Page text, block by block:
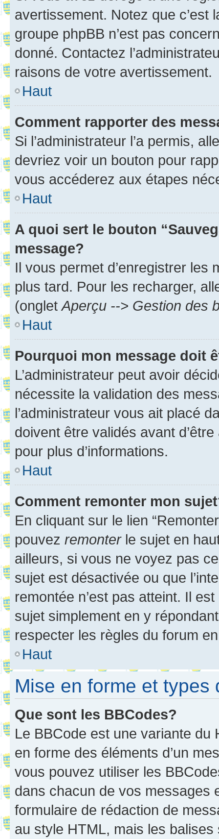
avertissement. Notez que c’est
groupe phpBB n’est pas
donné. Contactez
raisons de votre avertissement.
Haut
Comment rapporter des
Si l’administrateur l’a permis,
devriez voir un bouton pour
vous accéderez aux étapes
Haut
A quoi sert le bouton
message?
Il vous permet d’enregistrer
plus tard. Pour les recharger,
(onglet Aperçu --> Gestion des
Haut
Pourquoi mon message doit
L’administrateur peut avoir
nécessite la validation des
l’administrateur vous ait placé
doivent être validés avant
pour plus d’informations.
Haut
Comment remonter mon
En cliquant sur le lien
pouvez remonterle sujet en
ailleurs, si vous ne voyez pas
sujet est désactivée ou que
remontée n’est pas atteint. Il
sujet simplement en y
respecter les règles du forum
Haut
Mise en forme et types
Que sont les BBCodes?
Le BBCode est une variante du
en forme des éléments d’un
vous pouvez utiliser les
dans chacun de vos messages
formulaire de rédaction de
au style HTML, mais les